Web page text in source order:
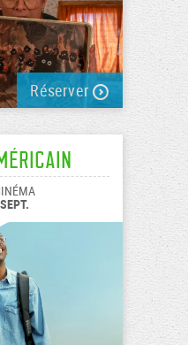
Réserver